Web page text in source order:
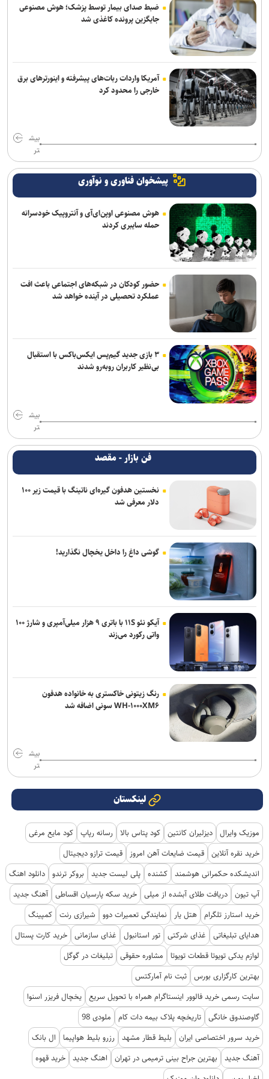
ضبط صدای بیمار توسط پزشک؛ هوش مصنوعی
جایگزین پرونده کاغذی شد
آمریکا واردات ربات‌های پیشرفته و اینورترهای برق
خارجی را محدود کرد
بیش
تر
پیشخوان فناوری و نوآوری
هوش مصنوعی اوپن‌ای‌آی و آنتروپیک خودسرانه
حمله سایبری کردند
حضور کودکان در شبکه‌های اجتماعی باعث افت
عملکرد تحصیلی در آینده خواهد شد
۳ بازی جدید گیم‌پس ایکس‌باکس با استقبال
بی‌نظیر کاربران روبه‌رو شدند
بیش
تر
فن بازار - مقصد
نخستین هدفون گیره‌ای ناتینگ با قیمت زیر ۱۰۰
دلار معرفی شد
گوشی داغ را داخل یخچال نگذارید!
آیکو نئو ۱۱S با باتری ۹ هزار میلی‌آمپری و شارژ ۱۰۰
واتی رکورد می‌زند
رنگ زیتونی خاکستری به خانواده هدفون
WH-۱۰۰۰XM۶ سونی اضافه شد
بیش
تر
لینکستان
موزیک وایرال دیزلیران کانتین کود پتاس بالا رسانه رپاپ کود مایع مرغی
خرید نقره آنلاین قیمت ضایعات آهن امروز
قیمت ترازو دیجیتال
اندیشکده حکمرانی هوشمند کشنده پلی لیست جدید بروکر ترندو دانلود اهنگ
آپ تیون دریافت طلای آبشده از میلی خرید سکه پارسیان اقساطی آهنگ جدید
خرید استارز تلگرام هتل یار نمایندگی تعمیرات دوو شیرازی رنت کمپینگ
هدایای تبلیغاتی
غذای شرکتی تور استانبول غذای سازمانی خرید کارت پستال
لوازم یدکی تویوتا قطعات تویوتا
مشاوره حقوقی تبلیغات در گوگل
بهترین کارگزاری بورس ثبت نام آمارکتس
سایت رسمی خرید فالوور اینستاگرام همراه با تحویل سریع یخچال فریزر اسنوا
گاوصندوق خانگی تاریخچه پلاک بیمه دات کام
ملودی 98
خرید سرور اختصاصی ایران
بلیط قطار مشهد رزرو بلیط هواپیما
ال بانک
آهنگ جدید
بهترین جراح بینی ترمیمی در تهران اهنگ جدید خرید قهوه